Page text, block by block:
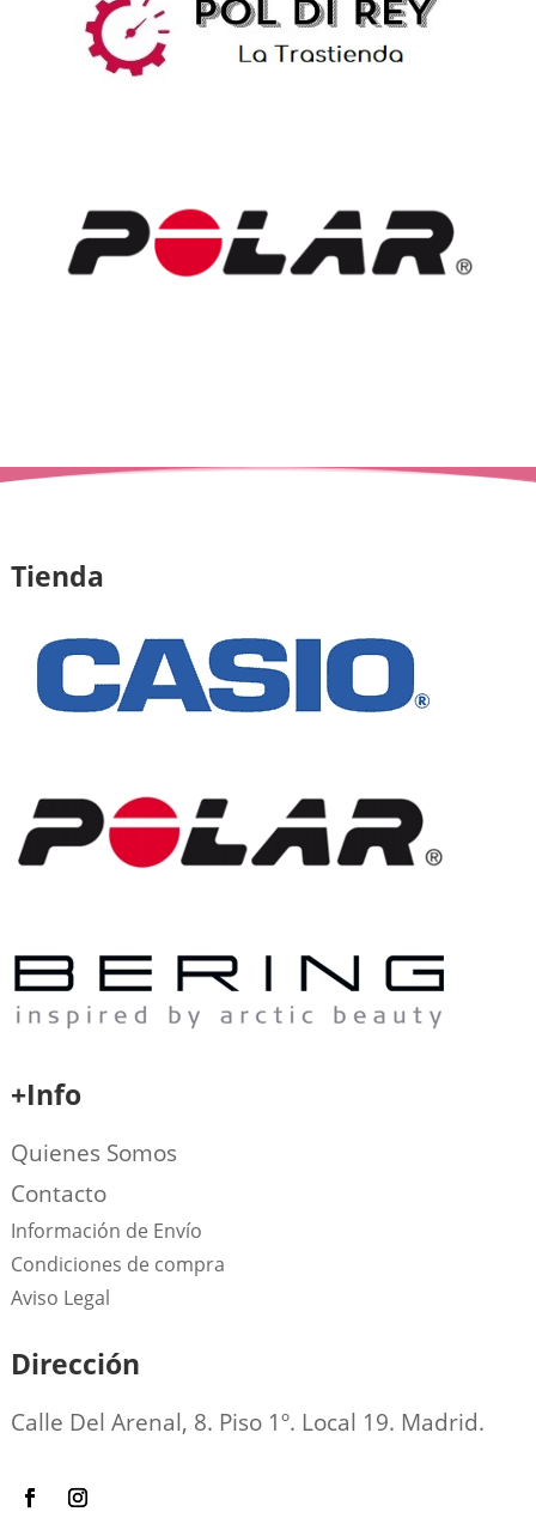
Tienda
+Info
Quienes Somos
Contacto
Información de Envío
Condiciones de compra
Aviso Legal
Dirección
Calle Del Arenal, 8. Piso 1º. Local 19. Madrid.